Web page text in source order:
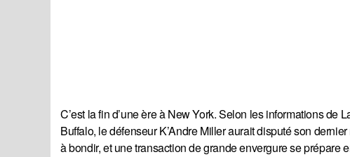
C’est la fin d’une ère à New York. Selon les informations
Buffalo, le défenseur K’Andre Miller aurait disputé son
à bondir, et une transaction de grande envergure se prépare